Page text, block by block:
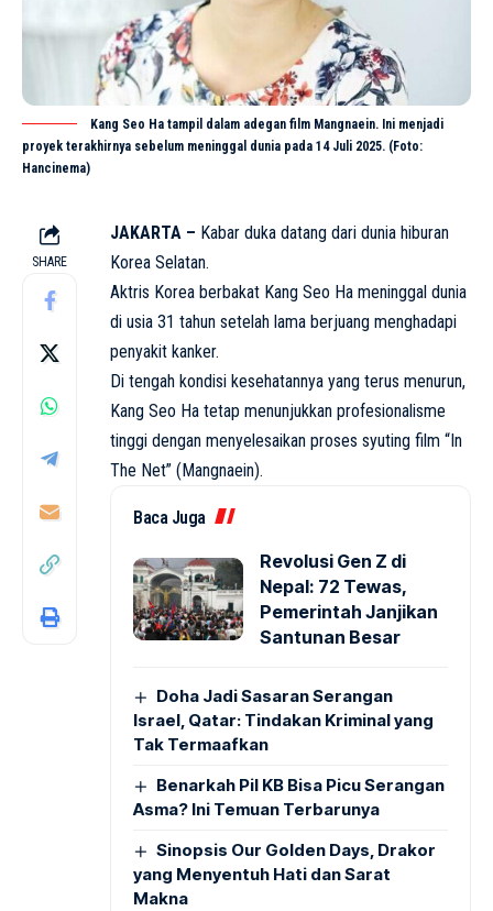
Kang Seo Ha tampil dalam adegan film Mangnaein. Ini menjadi
proyek terakhirnya sebelum meninggal dunia pada 14 Juli 2025. (Foto:
Hancinema)
SHARE
JAKARTA – Kabar duka datang dari dunia hiburan
Korea Selatan.
Aktris Korea berbakat Kang Seo Ha meninggal dunia
di usia 31 tahun setelah lama berjuang menghadapi
penyakit kanker.
Di tengah kondisi kesehatannya yang terus menurun,
Kang Seo Ha tetap menunjukkan profesionalisme
tinggi dengan menyelesaikan proses syuting film “In
The Net” (Mangnaein).
Baca Juga
Revolusi Gen Z di
Nepal: 72 Tewas,
Pemerintah Janjikan
Santunan Besar
Doha Jadi Sasaran Serangan
Israel, Qatar: Tindakan Kriminal yang
Tak Termaafkan
Benarkah Pil KB Bisa Picu Serangan
Asma? Ini Temuan Terbarunya
Sinopsis Our Golden Days, Drakor
yang Menyentuh Hati dan Sarat
Makna